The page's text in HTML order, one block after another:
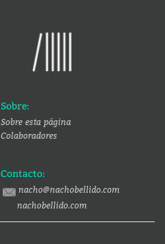
Sobre:
Sobre esta página
Colaboradores
Contacto:
nacho@nachobellido.com
nachobellido.com